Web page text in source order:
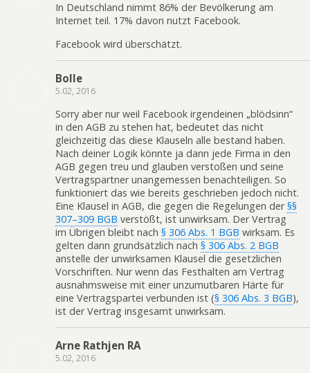
In Deutschland nimmt 86% der Bevölkerung am
Internet teil. 17% davon nutzt Facebook.
Facebook wird überschätzt.
Bolle
5.02, 2016
Sorry aber nur weil Facebook irgendeinen „blödsinn“
in den AGB zu stehen hat, bedeutet das nicht
gleichzeitig das diese Klauseln alle bestand haben.
Nach deiner Logik könnte ja dann jede Firma in den
AGB gegen treu und glauben verstoßen und seine
Vertragspartner unangemessen benachteiligen. So
funktioniert das wie bereits geschrieben jedoch nicht.
Eine Klausel in AGB, die gegen die Regelungen der§§
307–309 BGB verstößt, ist unwirksam. Der Vertrag
im Übrigen bleibt nach § 306 Abs. 1 BGB wirksam. Es
gelten dann grundsätzlich nach § 306 Abs. 2 BGB
anstelle der unwirksamen Klausel die gesetzlichen
Vorschriften. Nur wenn das Festhalten am Vertrag
ausnahmsweise mit einer unzumutbaren Härte für
eine Vertragspartei verbunden ist (§ 306 Abs. 3 BGB),
ist der Vertrag insgesamt unwirksam.
Arne Rathjen RA
5.02, 2016